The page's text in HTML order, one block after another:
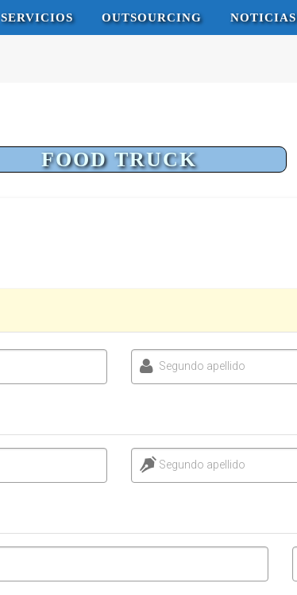
SERVICIOS OUTSOURCING NOTICIAS
FOOD TRUCK
Segundo apellido
Segundo apellido